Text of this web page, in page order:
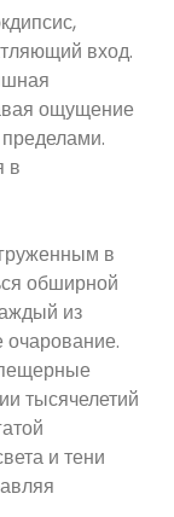
вход.
ощущение
в
в
обширной
из
очарование.
тысячелетий
и тени